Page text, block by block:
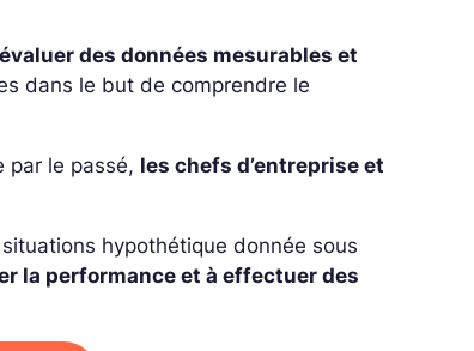
évaluer des données mesurables et
dans le but de comprendre le
par le passé, les chefs d’entreprise et
hypothétique donnée sous
la performance et à effectuer des